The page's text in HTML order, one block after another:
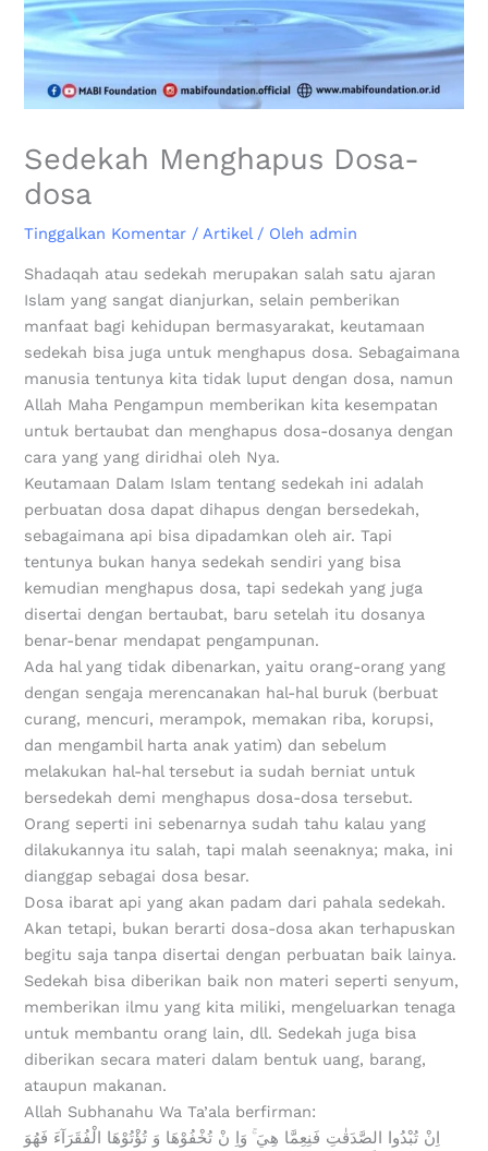
Sedekah Menghapus Dosa-
dosa
Tinggalkan Komentar / Artikel / Oleh admin
Shadaqah atau sedekah merupakan salah satu ajaran
Islam yang sangat dianjurkan, selain pemberikan
manfaat bagi kehidupan bermasyarakat, keutamaan
sedekah bisa juga untuk menghapus dosa. Sebagaimana
manusia tentunya kita tidak luput dengan dosa, namun
Allah Maha Pengampun memberikan kita kesempatan
untuk bertaubat dan menghapus dosa-dosanya dengan
cara yang yang diridhai oleh Nya.
Keutamaan Dalam Islam tentang sedekah ini adalah
perbuatan dosa dapat dihapus dengan bersedekah,
sebagaimana api bisa dipadamkan oleh air. Tapi
tentunya bukan hanya sedekah sendiri yang bisa
kemudian menghapus dosa, tapi sedekah yang juga
disertai dengan bertaubat, baru setelah itu dosanya
benar-benar mendapat pengampunan.
Ada hal yang tidak dibenarkan, yaitu orang-orang yang
dengan sengaja merencanakan hal-hal buruk (berbuat
curang, mencuri, merampok, memakan riba, korupsi,
dan mengambil harta anak yatim) dan sebelum
melakukan hal-hal tersebut ia sudah berniat untuk
bersedekah demi menghapus dosa-dosa tersebut.
Orang seperti ini sebenarnya sudah tahu kalau yang
dilakukannya itu salah, tapi malah seenaknya; maka, ini
dianggap sebagai dosa besar.
Dosa ibarat api yang akan padam dari pahala sedekah.
Akan tetapi, bukan berarti dosa-dosa akan terhapuskan
begitu saja tanpa disertai dengan perbuatan baik lainya.
Sedekah bisa diberikan baik non materi seperti senyum,
memberikan ilmu yang kita miliki, mengeluarkan tenaga
untuk membantu orang lain, dll. Sedekah juga bisa
diberikan secara materi dalam bentuk uang, barang,
ataupun makanan.
Allah Subhanahu Wa Ta’ala berfirman:
اِنْ تُبْدُوا الصَّدَقٰتِ فَنِعِمَّا هِيَ ۚ وَاِ نْ تُخْفُوْهَا وَ تُؤْتُوْهَا الْفُقَرَآءَ فَهُوَ